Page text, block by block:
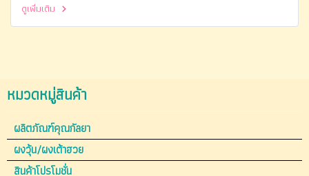
ดูเพิ่มเติม
หมวดหมู่สินค้า
ผลิตภัณฑ์คุณกัลยา
ผงวุ้น/ผงเต้าฮวย
สินค้าโปรโมชั่น